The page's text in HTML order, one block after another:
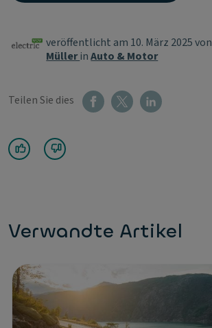
veröffentlicht am 10. März 2025 von
MüllerinAuto & Motor
Teilen Sie dies
Verwandte Artikel